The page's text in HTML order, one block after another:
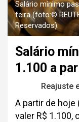
Salário mínimo
feira (foto:©
Reservados).
Salário
1.100 a
Reajuste
A partir de hoje
valer R$ 1.100,